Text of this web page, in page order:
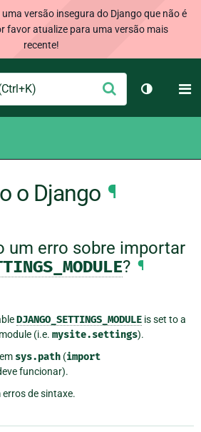
versão insegura do Django que não é
favor atualize para uma versão mais
recente!
Enviar
Alternar
o Django ¶
um erro sobre importar
? ¶
DJANGO_SETTINGS_MODULE is set to a
(i.e. mysite.settings).
sys.path (import
funcionar).
de sintaxe.